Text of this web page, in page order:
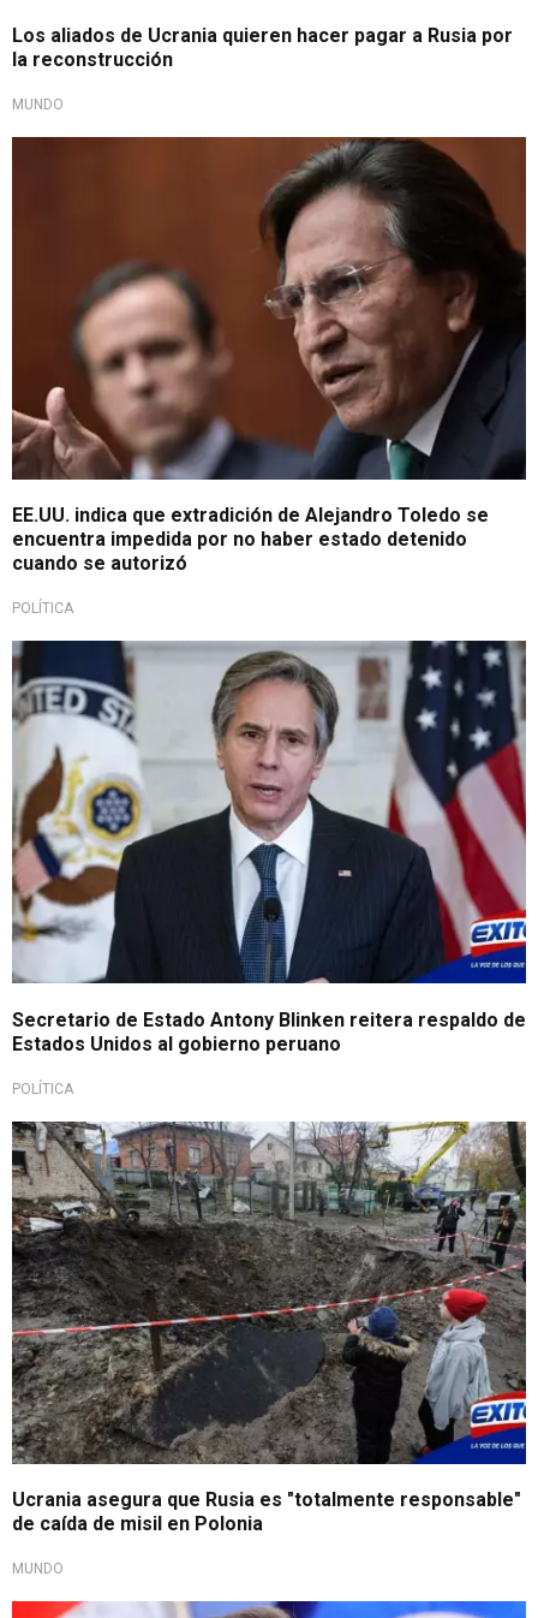
Los aliados de Ucrania quieren hacer pagar a Rusia por
la reconstrucción
MUNDO
Defensa alega "deterioro de su condición psicológica"
EE.UU. indica que extradición de Alejandro Toledo se
encuentra impedida por no haber estado detenido
cuando se autorizó
POLÍTICA
Secretario de Estado Antony Blinken reitera respaldo de
Estados Unidos al gobierno peruano
POLÍTICA
Ucrania asegura que Rusia es "totalmente responsable"
de caída de misil en Polonia
MUNDO